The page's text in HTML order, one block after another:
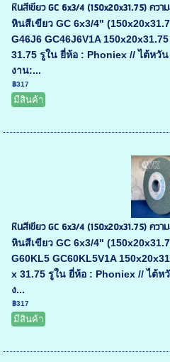
หินสีเขียว GC 6x3/4 (150x20x31.75) ควา
หินสีเขียว GC 6x3/4"
G46J6 GC46J6V1A
31.75 รูใน ยี่ห้อ : Phoniex // ไต้หวั
งาน:...
฿317
มีสินค้า
หินสีเขียว GC 6x3/4 (150x20x31.75) ควา
หินสีเขียว GC 6x3/4"
G60KL5 GC60KL5V1A
x 31.75 รูใน ยี่ห้อ : Phoniex // ไต้ห
ง...
฿317
มีสินค้า